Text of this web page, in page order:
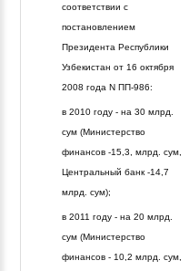
соответствии с
постановлением
Президента Республики
Узбекистан от 16 октября
2008 года N ПП-986:
в 2010 году - на 30 млрд.
сум (Министерство
финансов -15,3, млрд. сум,
Центральный банк -14,7
млрд. сум);
в 2011 году - на 20 млрд.
сум (Министерство
финансов - 10,2 млрд. сум,